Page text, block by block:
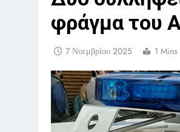
φράγμα του
7 Νοεμβρίου 2025 1 Mins